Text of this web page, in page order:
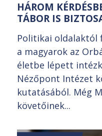
HÁROM
TÁBOR IS
Politikai
a magyarok az
életbe lépett
Nézőpont Intézet
kutatásából. Még
követőinek...